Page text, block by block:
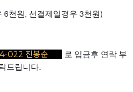
6천원, 선결제일경우 3천원)
022 진봉순
로 입금후 연락 부
드립니다.